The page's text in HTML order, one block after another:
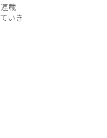
載
いき